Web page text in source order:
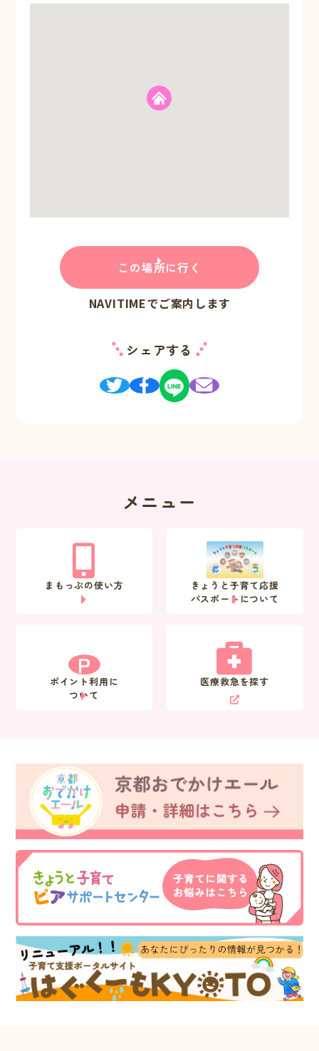
この場所に行く
NAVITIMEでご案内します
シェアする
メニュー
まもっぷの使い方
きょうと子育て応援
パスポートについて
P
ポイント利用に
ついて
医療救急を探す